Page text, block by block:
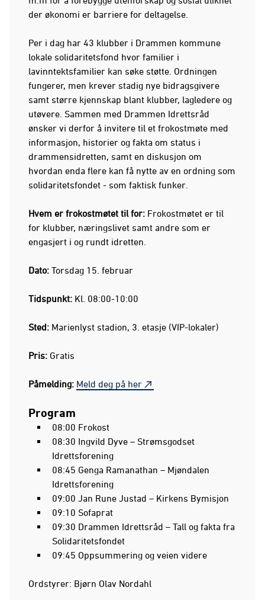
der økonomi er barriere for deltagelse.
Per i dag har 43 klubber i Drammen kommune
lokale solidaritetsfond hvor familier i
lavinntektsfamilier kan søke støtte. Ordningen
fungerer, men krever stadig nye bidragsgivere
samt større kjennskap blant klubber, lagledere og
utøvere. Sammen med Drammen Idrettsråd
ønsker vi derfor å invitere til et frokostmøte med
informasjon, historier og fakta om status i
drammensidretten, samt en diskusjon om
hvordan enda flere kan få nytte av en ordning som
solidaritetsfondet - som faktisk funker.
Hvem er frokostmøtet til for: Frokostmøtet er til
for klubber, næringslivet samt andre som er
engasjert i og rundt idretten.
Dato: Torsdag 15. februar
Tidspunkt: Kl. 08:00-10:00
Sted: Marienlyst stadion, 3. etasje (VIP-lokaler)
Pris: Gratis
Påmelding: Meld deg på her
Program
08:00 Frokost
08:30 Ingvild Dyve – Strømsgodset
Idrettsforening
08:45 Genga Ramanathan – Mjøndalen
Idrettsforening
09:00 Jan Rune Justad – Kirkens Bymisjon
09:10 Sofaprat
09:30 Drammen Idrettsråd – Tall og fakta fra
Solidaritetsfondet
09:45 Oppsummering og veien videre
Ordstyrer: Bjørn Olav Nordahl